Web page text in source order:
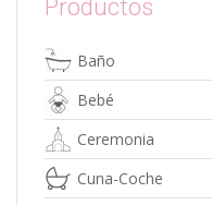
se
elegir
en
la
página
de
producto
Productos
Baño
Bebé
Ceremonia
Cuna-Coche